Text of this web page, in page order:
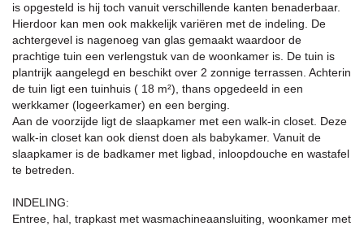
is opgesteld is hij toch vanuit verschillende kanten benaderbaar.
Hierdoor kan men ook makkelijk variëren met de indeling. De
achtergevel is nagenoeg van glas gemaakt waardoor de
prachtige tuin een verlengstuk van de woonkamer is. De tuin is
plantrijk aangelegd en beschikt over 2 zonnige terrassen. Achterin
de tuin ligt een tuinhuis ( 18 m²), thans opgedeeld in een
werkkamer (logeerkamer) en een berging.
Aan de voorzijde ligt de slaapkamer met een walk-in closet. Deze
walk-in closet kan ook dienst doen als babykamer. Vanuit de
slaapkamer is de badkamer met ligbad, inloopdouche en wastafel
te betreden.
INDELING:
Entree, hal, trapkast met wasmachineaansluiting, woonkamer met